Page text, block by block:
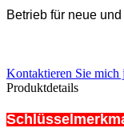
Betrieb für neue
Kontaktieren Sie mich
Produktdetails